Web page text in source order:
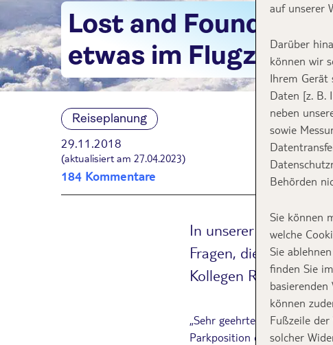
Lost and Found: Was
etwas im Flugzeug
Reiseplanung
29.11.2018
(aktualisiert am 27.04.2023)
184 Kommentare
In unserer neuen
Fragen, die ihr euch
Kollegen Rede und
„Sehr geehrte Fluggäste,
Parkposition erreicht haben
auf unserer
Darüber
können wir
Ihrem Gerät
Daten [z. B.
neben
sowie
Behörden
Sie können
welche
Sie
finden Sie im
können
Fußzeile
solcher